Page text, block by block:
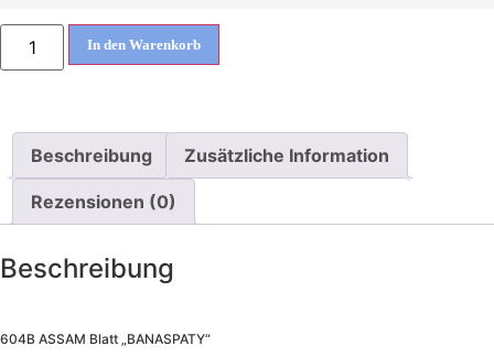
In den Warenkorb
Beschreibung Zusätzliche Information
Rezensionen (0)
Beschreibung
604B ASSAM Blatt „BANASPATY“